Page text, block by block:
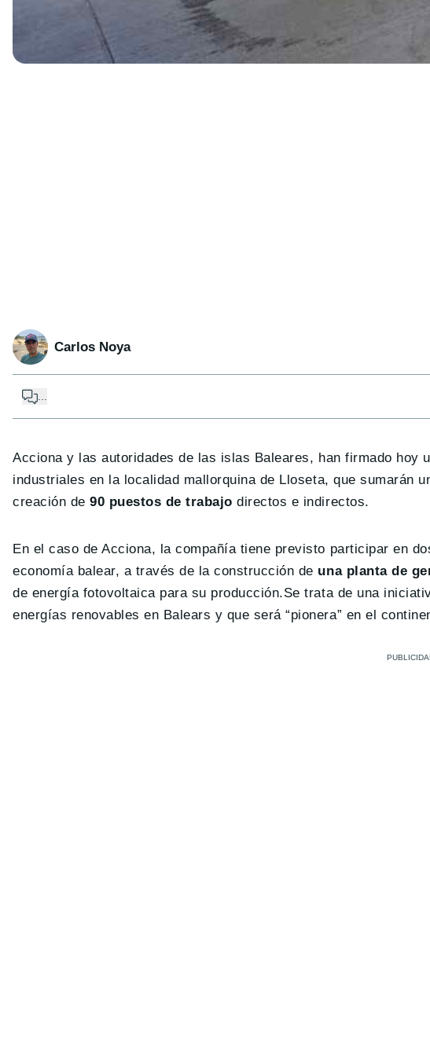
Carlos Noya
...
Acciona y las autoridades de las islas Baleares, han firmado hoy
industriales en la localidad mallorquina de Lloseta, que sumarán
creación de90 puestos de trabajo directos e indirectos.
En el caso de Acciona, la compañía tiene previsto participar en
economía balear, a través de la construcción de una planta de
de energía fotovoltaica para su producción.Se trata de una
energías renovables en Balears y que será “pionera” en el